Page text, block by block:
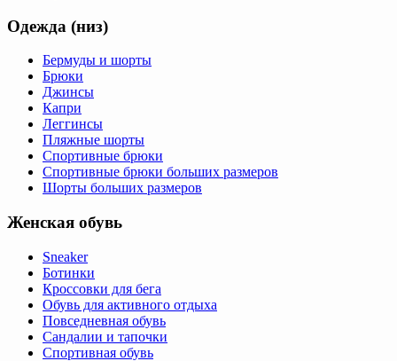
Одежда (низ)
Бермуды и шорты
Брюки
Джинсы
Капри
Леггинсы
Пляжные шорты
Спортивные брюки
Спортивные брюки больших размеров
Шорты больших размеров
Женская обувь
Sneaker
Ботинки
Кроссовки для бега
Обувь для активного отдыха
Повседневная обувь
Сандалии и тапочки
Спортивная обувь